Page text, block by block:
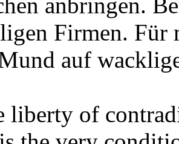
Firmen. Für
auf
liberty of